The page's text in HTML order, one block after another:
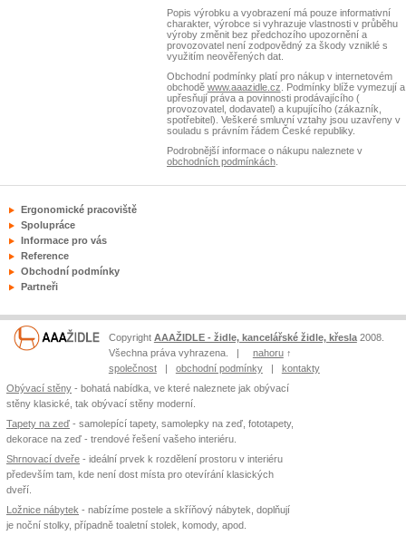
Popis výrobku a vyobrazení má pouze informativní
charakter, výrobce si vyhrazuje vlastnosti v průběhu
výroby změnit bez předchozího upozornění a
provozovatel není zodpovědný za škody vzniklé s
využitím neověřených dat.
Obchodní podmínky platí pro nákup v internetovém
obchodě www.aaazidle.cz . Podmínky blíže vymezují a
upřesňují práva a povinnosti prodávajícího (
provozovatel, dodavatel) a kupujícího (zákazník,
spotřebitel). Veškeré smluvní vztahy jsou uzavřeny v
souladu s právním řádem České republiky.
Podrobnější informace o nákupu naleznete v
obchodních podmínkách.
Ergonomické pracoviště
Spolupráce
Informace pro vás
Reference
Obchodní podmínky
Partneři
Copyright AAAŽIDLE - židle, kancelářské židle, křesla2008.
Všechna práva vyhrazena. | nahoru↑
společnost| obchodní podmínky| kontakty
Obývací stěny - bohatá nabídka, ve které naleznete jak obývací
stěny klasické, tak obývací stěny moderní.
Tapety na zeď - samolepící tapety, samolepky na zeď, fototapety,
dekorace na zeď - trendové řešení vašeho interiéru.
Shrnovací dveře - ideální prvek k rozdělení prostoru v interiéru
především tam, kde není dost místa pro otevírání klasických
dveří.
Ložnice nábytek - nabízíme postele a skříňový nábytek, doplňují
je noční stolky, případně toaletní stolek, komody, apod.